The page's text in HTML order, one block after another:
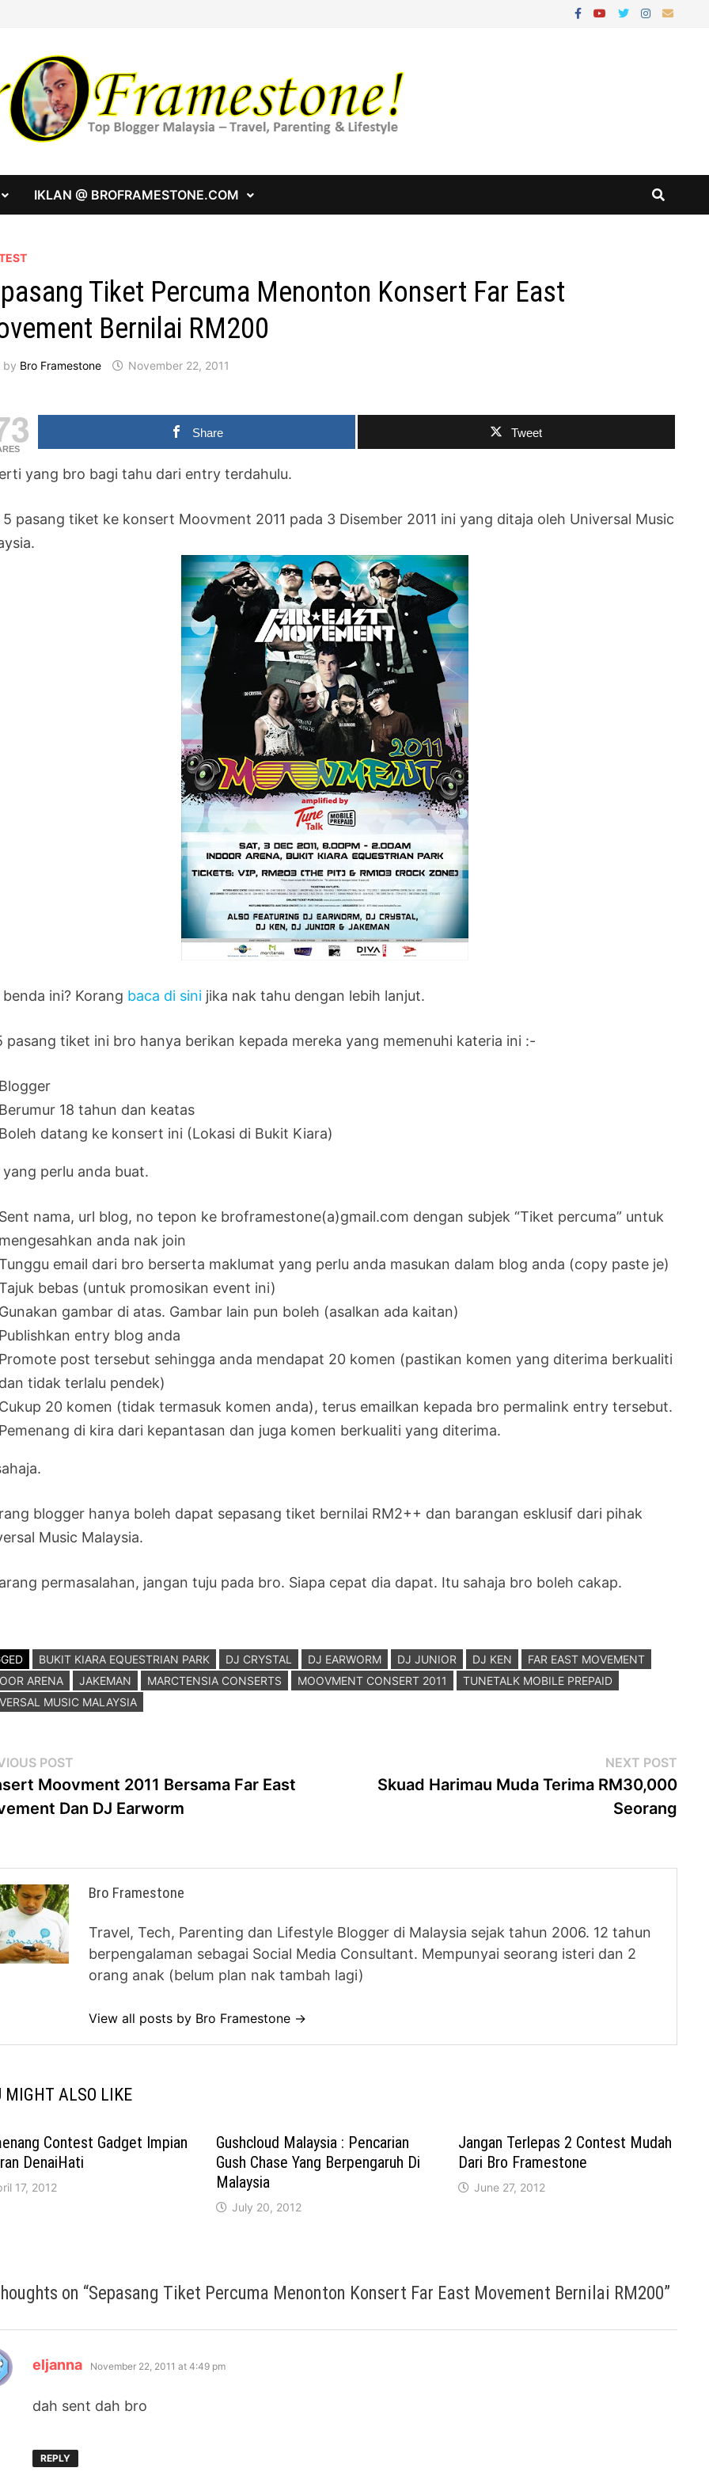
IKLAN @ BROFRAMESTONE.COM
Tiket Percuma Menonton Konsert Far East
Bernilai RM200
by Bro Framestone November 22, 2011
Share Tweet
yang bro bagi tahu dari entry terdahulu.
5 pasang tiket ke konsert Moovment 2011 pada 3 Disember 2011 ini yang ditaja oleh Universal Music
benda ini? Korang baca di sini jika nak tahu dengan lebih lanjut.
pasang tiket ini bro hanya berikan kepada mereka yang memenuhi kateria ini :-
18 tahun dan keatas
datang ke konsert ini (Lokasi di Bukit Kiara)
yang perlu anda buat.
nama, url blog, no tepon ke broframestone(a)gmail.com dengan subjek “Tiket percuma” untuk
anda nak join
email dari bro berserta maklumat yang perlu anda masukan dalam blog anda (copy paste je)
bebas (untuk promosikan event ini)
gambar di atas. Gambar lain pun boleh (asalkan ada kaitan)
entry blog anda
post tersebut sehingga anda mendapat 20 komen (pastikan komen yang diterima berkualiti
tidak terlalu pendek)
20 komen (tidak termasuk komen anda), terus emailkan kepada bro permalink entry tersebut.
di kira dari kepantasan dan juga komen berkualiti yang diterima.
blogger hanya boleh dapat sepasang tiket bernilai RM2++ dan barangan esklusif dari pihak
Music Malaysia.
permasalahan, jangan tuju pada bro. Siapa cepat dia dapat. Itu sahaja bro boleh cakap.
BUKIT KIARA EQUESTRIAN PARK DJ CRYSTAL DJ EARWORM DJ JUNIOR DJ KEN
FAR EAST MOVEMENT
ARENA
JAKEMAN MARCTENSIA CONSERTS MOOVMENT CONSERT 2011
TUNETALK MOBILE PREPAID
MUSIC MALAYSIA
POST
post:
Moovment 2011 Bersama Far East
Dan DJ Earworm
NEXT POSTNext
Skuad Harimau Muda Terima RM30,000
Seorang
Bro Framestone
Travel, Tech, Parenting dan Lifestyle Blogger di Malaysia sejak tahun 2006. 12 tahun
berpengalaman sebagai Social Media Consultant. Mempunyai seorang isteri dan 2
orang anak (belum plan nak tambah lagi)
View all posts by Bro Framestone →
MIGHT ALSO LIKE
Contest Gadget Impian
DenaiHati
17, 2012
Gushcloud Malaysia : Pencarian
Gush Chase Yang Berpengaruh Di
Malaysia
July 20, 2012
Jangan Terlepas 2 Contest Mudah
Dari Bro Framestone
June 27, 2012
on “Sepasang Tiket Percuma Menonton Konsert Far East Movement Bernilai RM200”
eljanna says:
November 22, 2011 at 4:49 pm
dah sent dah bro
REPLY